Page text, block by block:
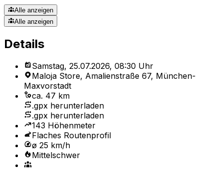
Alle anzeigen
Alle anzeigen
Details
Samstag, 25.07.2026, 08:30 Uhr
Maloja Store, Amalienstraße 67, München-
Maxvorstadt
ca. 47 km
.gpx herunterladen
.gpx herunterladen
143 Höhenmeter
Flaches Routenprofil
ø 25 km/h
Mittelschwer